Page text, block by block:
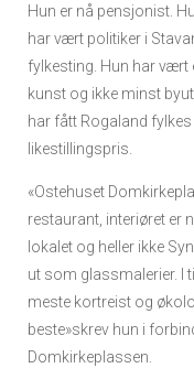
Hun er nå pensjonist.
har vært politiker i
fylkesting. Hun har vært
kunst og ikke minst
har fått Rogaland
likestillingspris.
«Ostehuset
restaurant, interiøret er
lokalet og heller ikke
ut som glassmalerier. I
meste kortreist og
beste»skrev hun i
Domkirkeplassen.